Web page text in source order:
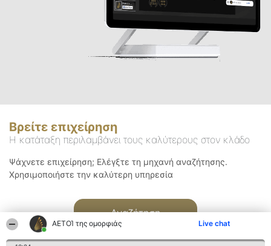
ΑΕΤΟΊ της ομορφιάς Live chat
Βρείτε επιχείρηση
Η κατάταξη περιλαμβάνει τους καλύτερους στον κλάδο
Ψάχνετε επιχείρηση; Ελέγξτε τη μηχανή αναζήτησης.
Χρησιμοποιήστε την καλύτερη υπηρεσία
Αναζήτηση